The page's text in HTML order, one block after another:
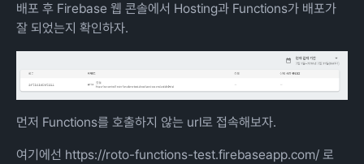
배포 후 Firebase 웹 콘솔에서 Hosting과 Functions가 배포가
잘 되었는지 확인하자.
먼저 Functions를 호출하지 않는 url로 접속해보자.
여기에선 https://roto-functions-test.firebaseapp.com/ 로